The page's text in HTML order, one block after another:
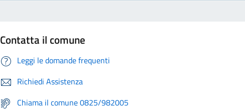
Contatta il comune
Leggi le domande frequenti
Richiedi Assistenza
Chiama il comune 0825/982005